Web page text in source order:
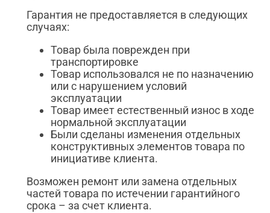
Гарантия не предоставляется в следующих
случаях:
Товар была поврежден при
транспортировке
Товар использовался не по назначению
или с нарушением условий
эксплуатации
Товар имеет естественный износ в ходе
нормальной эксплуатации
Были сделаны изменения отдельных
конструктивных элементов товара по
инициативе клиента.
Возможен ремонт или замена отдельных
частей товара по истечении гарантийного
срока – за счет клиента.